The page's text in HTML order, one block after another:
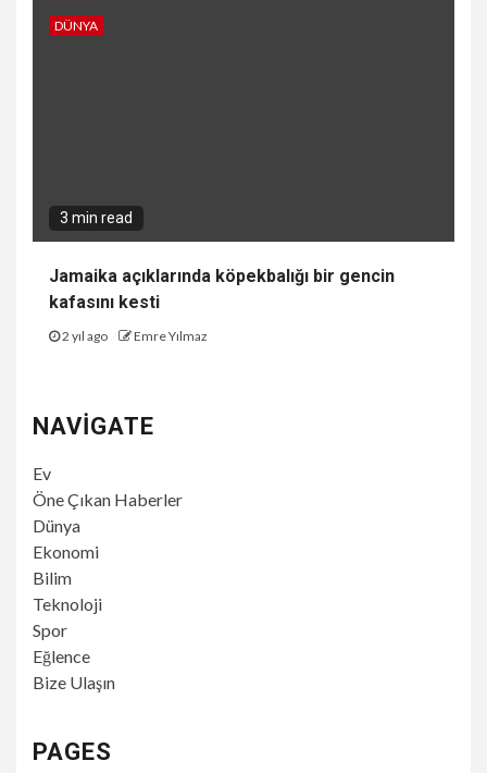
DÜNYA
3 min read
Jamaika açıklarında köpekbalığı bir gencin
kafasını kesti
2 yıl ago Emre Yılmaz
NAVIGATE
Ev
Öne Çıkan Haberler
Dünya
Ekonomi
Bilim
Teknoloji
Spor
Eğlence
Bize Ulaşın
PAGES